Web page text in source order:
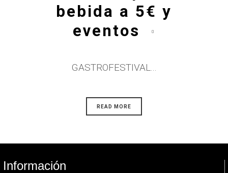
bebida a 5€ y
eventos
GASTROFESTIVAL...
READ MORE
Información